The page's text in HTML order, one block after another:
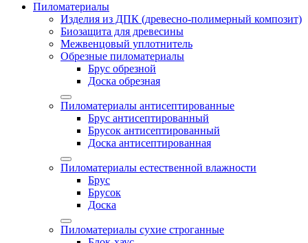
Пиломатериалы
Изделия из ДПК (древесно-полимерный композит)
Биозащита для древесины
Межвенцовый уплотнитель
Обрезные пиломатериалы
Брус обрезной
Доска обрезная
Пиломатериалы антисептированные
Брус антисептированный
Брусок антисептированный
Доска антисептированная
Пиломатериалы естественной влажности
Брус
Брусок
Доска
Пиломатериалы сухие строганные